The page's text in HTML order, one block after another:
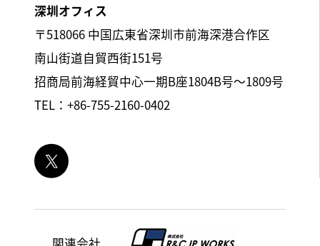
深圳オフィス
〒518066 中国広東省深圳市前海深港合作区
南山街道自貿西街151号
招商局前海経貿中心一期B座1804B号～1809号
TEL：+86-755-2160-0402